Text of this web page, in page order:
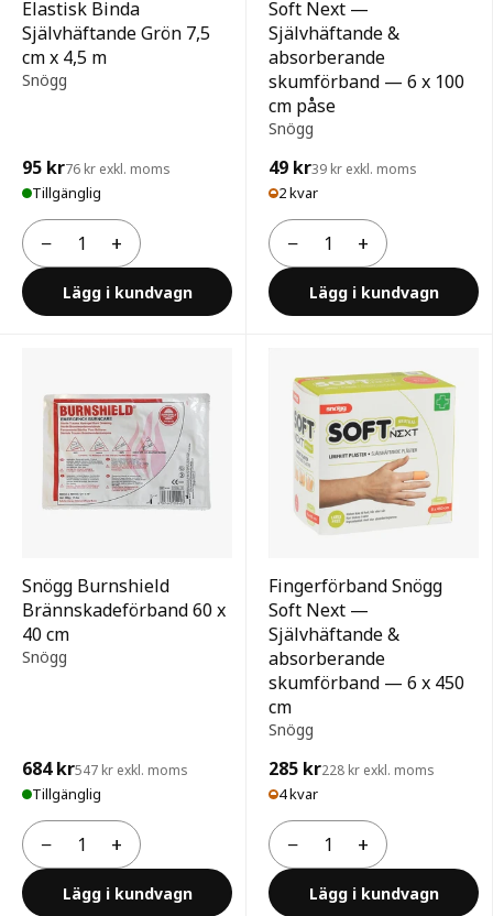
Elastisk Binda
Självhäftande Grön 7,5
cm x 4,5 m
Snögg
95 kr76 kr exkl. moms
Tillgänglig
−
Antal +
Lägg i kundvagn
Soft Next —
Självhäftande &
absorberande
skumförband — 6 x 100
cm påse
Snögg
49 kr39 kr exkl. moms
2 kvar
−
Antal +
Lägg i kundvagn
Snögg Burnshield
Brännskadeförband 60 x
40 cm
Snögg
684 kr547 kr exkl. moms
Tillgänglig
−
Antal +
Lägg i kundvagn
Fingerförband Snögg
Soft Next —
Självhäftande &
absorberande
skumförband — 6 x 450
cm
Snögg
285 kr228 kr exkl. moms
4 kvar
−
Antal +
Lägg i kundvagn